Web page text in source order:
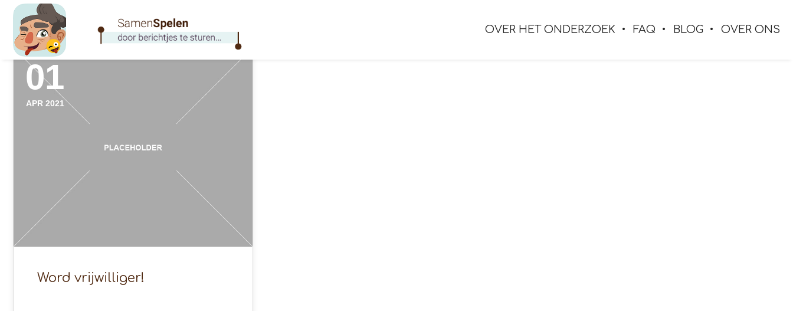
OVER HET ONDERZOEK FAQ BLOG OVER ONS
01
APR 2021
Word vrijwilliger!